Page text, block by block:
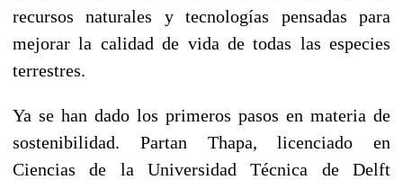
recursos naturales y tecnologías pensadas para
mejorar la calidad de vida de todas las especies
terrestres.
Ya se han dado los primeros pasos en materia de
sostenibilidad. Partan Thapa, licenciado en
Ciencias de la Universidad Técnica de Delft